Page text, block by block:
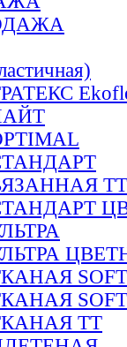
СТАНДАРТ
SOFT
ТТ